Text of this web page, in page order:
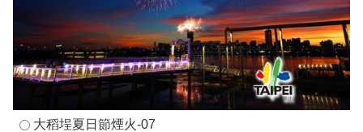
大稻埕夏日節煙火-07